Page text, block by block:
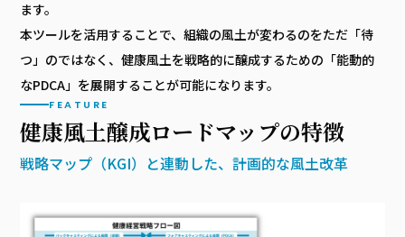
ます。
本ツールを活用することで、組織の風土が変わるのをただ「待
つ」のではなく、健康風土を戦略的に醸成するための「能動的
なPDCA」を展開することが可能になります。
FEATURE
健康風土醸成ロードマップの特徴
戦略マップ（KGI）と連動した、計画的な風土改革